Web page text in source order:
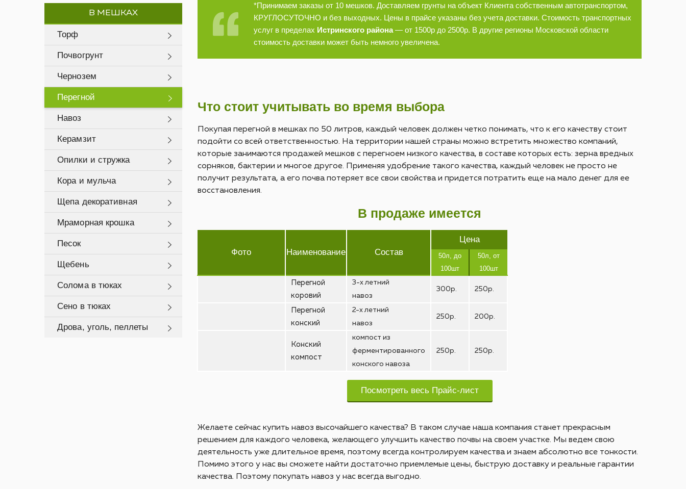
*Принимаем заказы от 10 мешков. Доставляем грунты на объект Клиента собственным автотранспортом,
КРУГЛОСУТОЧНО и без выходных. Цены в прайсе указаны без учета доставки. Стоимость транспортных
услуг в пределах Истринского района— от 1500р до 2500р. В другие регионы Московской области
стоимость доставки может быть немного увеличена.
Что стоит учитывать во время выбора
Покупая перегной в мешках по 50 литров, каждый человек должен четко понимать, что к его качеству стоит
подойти со всей ответственностью. На территории нашей страны можно встретить множество компаний,
которые занимаются продажей мешков с перегноем низкого качества, в составе которых есть: зерна вредных
сорняков, бактерии и многое другое. Применяя удобрение такого качества, каждый человек не просто не
получит результата, а его почва потеряет все свои свойства и придется потратить еще на мало денег для ее
восстановления.
В продаже имеется
Фото Наименование Состав
Цена
50л, до
100шт
50л, от
100шт
Перегной
коровий
3-х летний
навоз
300р. 250р.
Перегной
конский
2-х летний
навоз
250р. 200р.
Конский
компост
компост из
ферментированного
конского навоза
250р. 250р.
Посмотреть весь Прайс-лист
Желаете сейчас купить навоз высочайшего качества? В таком случае наша компания станет прекрасным
решением для каждого человека, желающего улучшить качество почвы на своем участке. Мы ведем свою
деятельность уже длительное время, поэтому всегда контролируем качества и знаем абсолютно все тонкости.
Помимо этого у нас вы сможете найти достаточно приемлемые цены, быструю доставку и реальные гарантии
качества. Поэтому покупать навоз у нас всегда выгодно.
В МЕШКАХ
Торф
Почвогрунт
Чернозем
Перегной
Навоз
Керамзит
Опилки и стружка
Кора и мульча
Щепа декоративная
Мраморная крошка
Песок
Щебень
Солома в тюках
Сено в тюках
Дрова, уголь, пеллеты